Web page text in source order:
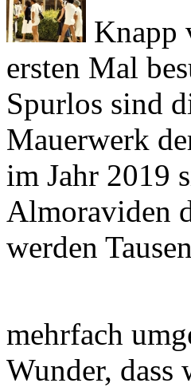
ersten Mal
Spurlos sind
Mauerwerk
im Jahr 2019
Almoraviden
werden
Wunder, dass
weitläufigen